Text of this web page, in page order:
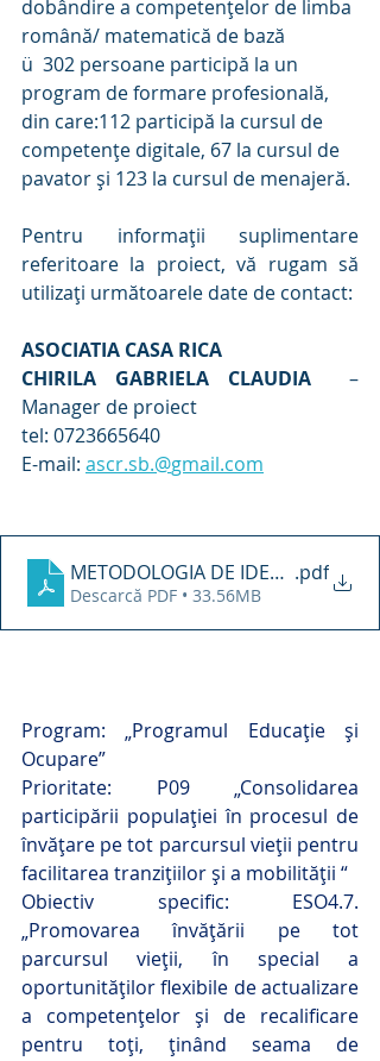
dobândire a competențelor de limba
română/ matematică de bază
ü  302 persoane participă la un
program de formare profesională,
din care:112 participă la cursul de
competențe digitale, 67 la cursul de
pavator și 123 la cursul de menajeră.
Pentru informații suplimentare
referitoare la proiect, vă rugam să
utilizați următoarele date de contact:
ASOCIATIA CASA RICA
CHIRILA GABRIELA CLAUDIA –
Manager de proiect
tel: 0723665640
E-mail: ascr.sb.@gmail.com
METODOLOGIA DE IDENTIFICARE
.pdf
Descarcă PDF • 33.56MB
Program: „Programul Educație și
Ocupare”
Prioritate: P09 „Consolidarea
participării populației în procesul de
învățare pe tot parcursul vieții pentru
facilitarea tranzițiilor și a mobilității “
Obiectiv specific: ESO4.7.
„Promovarea învățării pe tot
parcursul vieții, în special a
oportunităților flexibile de actualizare
a competențelor și de recalificare
pentru toți, ținând seama de